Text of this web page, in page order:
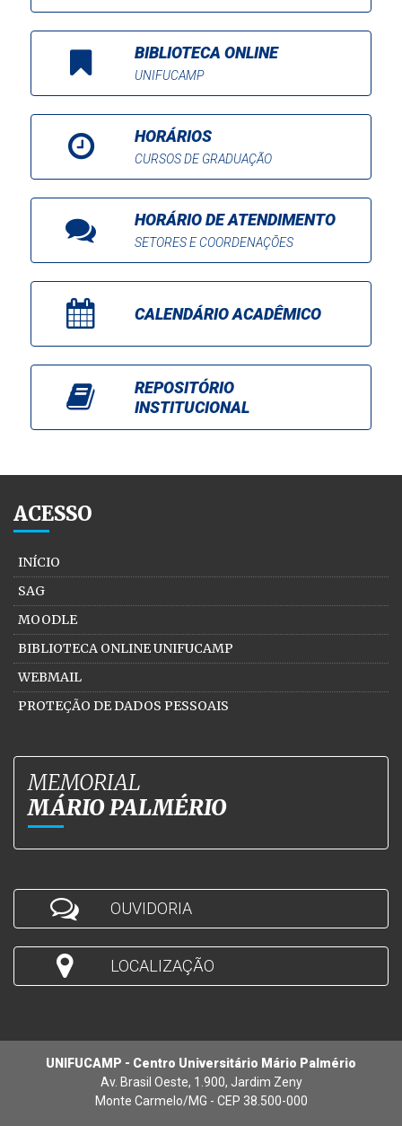
BIBLIOTECA ONLINE
UNIFUCAMP
HORÁRIOS
CURSOS DE GRADUAÇÃO
HORÁRIO DE ATENDIMENTO
SETORES E COORDENAÇÕES
CALENDÁRIO ACADÊMICO
REPOSITÓRIO
INSTITUCIONAL
ACESSO
INÍCIO
SAG
MOODLE
BIBLIOTECA ONLINE UNIFUCAMP
WEBMAIL
PROTEÇÃO DE DADOS PESSOAIS
MEMORIAL
MÁRIO PALMÉRIO
OUVIDORIA
LOCALIZAÇÃO
UNIFUCAMP - Centro Universitário Mário Palmério
Av. Brasil Oeste, 1.900, Jardim Zeny
Monte Carmelo/MG - CEP 38.500-000